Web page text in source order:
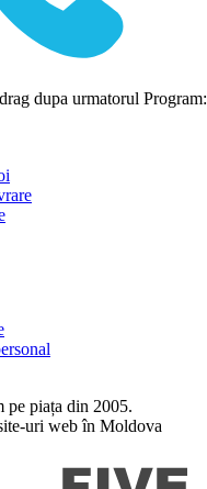
dupa urmatorul Program:
pe piața din 2005.
uri web în Moldova